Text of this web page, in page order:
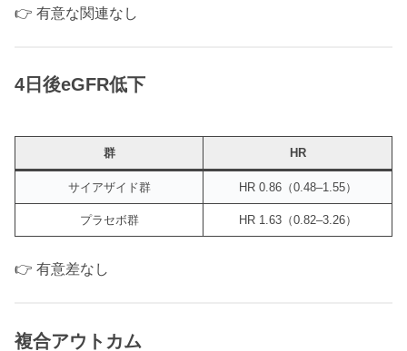
👉 有意な関連なし
4日後eGFR低下
群 HR
サイアザイド群 HR 0.86（0.48–1.55）
プラセボ群 HR 1.63（0.82–3.26）
👉 有意差なし
複合アウトカム